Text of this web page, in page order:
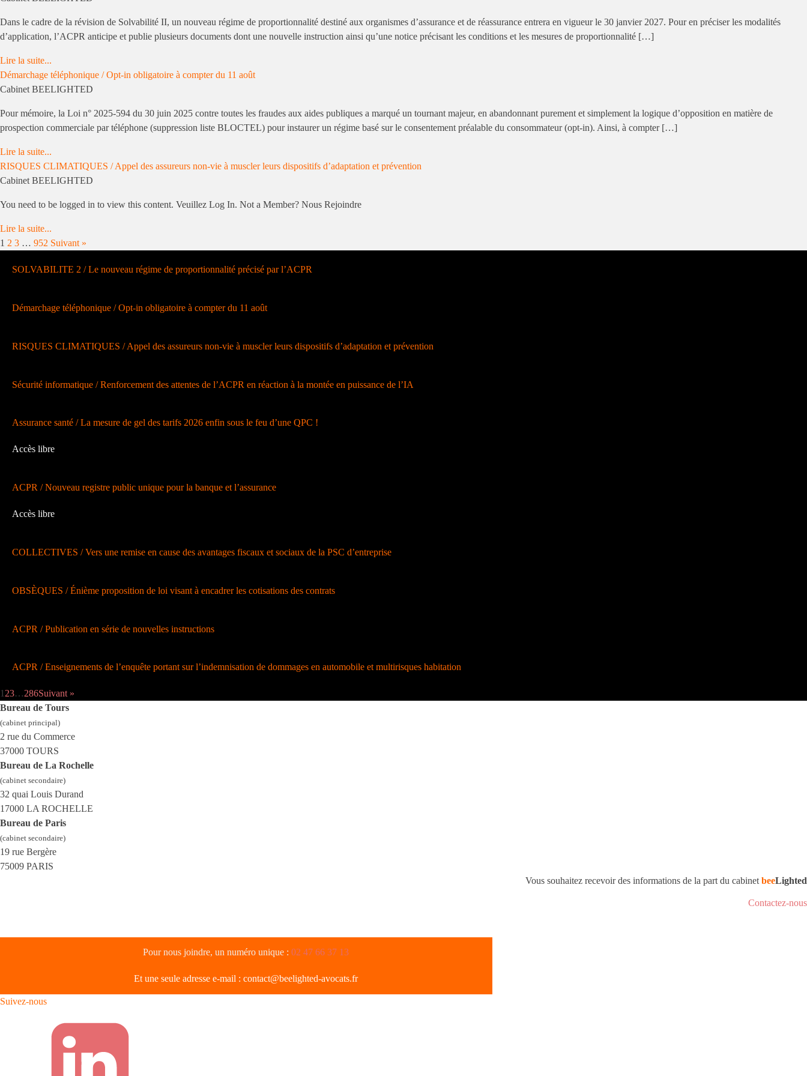
Dans le cadre de la révision de Solvabilité II, un nouveau régime de proportionnalité destiné aux organismes d’assurance et de réassurance entrera en vigueur le 30 janvier 2027. Pour en préciser les modalités
d’application, l’ACPR anticipe et publie plusieurs documents dont une nouvelle instruction ainsi qu’une notice précisant les conditions et les mesures de proportionnalité […]
Lire la suite...
Démarchage téléphonique / Opt-in obligatoire à compter du 11 août
Cabinet BEELIGHTED
Pour mémoire, la Loi n° 2025-594 du 30 juin 2025 contre toutes les fraudes aux aides publiques a marqué un tournant majeur, en abandonnant purement et simplement la logique d’opposition en matière de
prospection commerciale par téléphone (suppression liste BLOCTEL) pour instaurer un régime basé sur le consentement préalable du consommateur (opt-in). Ainsi, à compter […]
Lire la suite...
RISQUES CLIMATIQUES / Appel des assureurs non-vie à muscler leurs dispositifs d’adaptation et prévention
Cabinet BEELIGHTED
You need to be logged in to view this content. Veuillez Log In. Not a Member? Nous Rejoindre
Lire la suite...
1 2 3 … 952 Suivant »
SOLVABILITE 2 / Le nouveau régime de proportionnalité précisé par l’ACPR
Démarchage téléphonique / Opt-in obligatoire à compter du 11 août
RISQUES CLIMATIQUES / Appel des assureurs non-vie à muscler leurs dispositifs d’adaptation et prévention
Sécurité informatique / Renforcement des attentes de l’ACPR en réaction à la montée en puissance de l’IA
Assurance santé / La mesure de gel des tarifs 2026 enfin sous le feu d’une QPC !
Accès libre
ACPR / Nouveau registre public unique pour la banque et l’assurance
Accès libre
COLLECTIVES / Vers une remise en cause des avantages fiscaux et sociaux de la PSC d’entreprise
OBSÈQUES / Énième proposition de loi visant à encadrer les cotisations des contrats
ACPR / Publication en série de nouvelles instructions
ACPR / Enseignements de l’enquête portant sur l’indemnisation de dommages en automobile et multirisques habitation
1 23…286Suivant »
Bureau de Tours
(cabinet principal)
2 rue du Commerce
37000 TOURS
Bureau de La Rochelle
(cabinet secondaire)
32 quai Louis Durand
17000 LA ROCHELLE
Bureau de Paris
(cabinet secondaire)
19 rue Bergère
75009 PARIS
Vous souhaitez recevoir des informations de la part du cabinet beeLighted
Contactez-nous
Pour nous joindre, un numéro unique :02 47 66 37 13
Et une seule adresse e-mail :contact@beelighted-avocats.fr
Suivez-nous